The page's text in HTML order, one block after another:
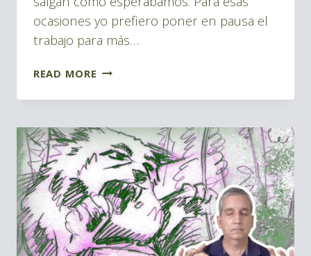
ocasiones yo prefiero poner en pausa el
trabajo para más…
READ MORE COMO
Y
SER
CREATIVO